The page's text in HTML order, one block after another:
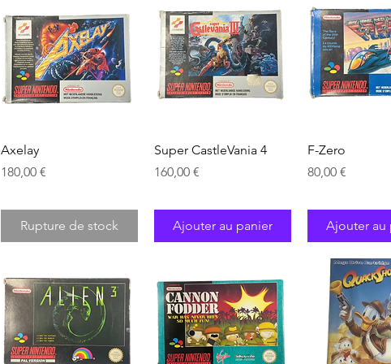
Aperçu rapide
Axelay
Prix
180,00 €
Rupture de stock
Aperçu rapide
Super CastleVania 4
Prix
160,00 €
Ajouter au panier
Aperçu
F-Zero
Prix
80,00 €
Ajouter au